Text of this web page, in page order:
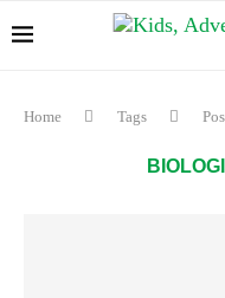
Home Tags